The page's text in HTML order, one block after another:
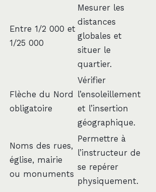
Entre 1/2 000 et
1/25 000
Mesurer les
distances
globales et
situer le
quartier.
Flèche du Nord
obligatoire
Vérifier
l’ensoleillement
et l’insertion
géographique.
Noms des rues,
église, mairie
ou monuments
Permettre à
l’instructeur de
se repérer
physiquement.